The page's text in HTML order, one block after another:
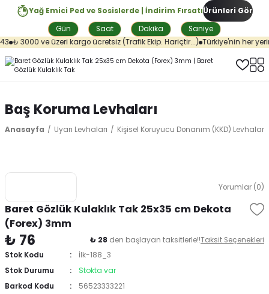
Yağ Emici Ped ve Sosislerde | İndirim Fırsatı
Gün
Saat Dakika Saniye
Ürünleri Gör
₺ 3000 ve üzeri kargo ücretsiz (Trafik Ekip. Hariçtir...) Türkiye'nin her
Baş Koruma Levhaları
Anasayfa Uyarı Levhaları Kişisel Koruyucu Donanım (KKD) Levhaları
Yorumlar (0)
Baret Gözlük Kulaklık Tak 25x35 cm Dekota
(Forex) 3mm
₺ 76 ₺ 28 den başlayan taksitlerle!!Taksit Seçenekleri
Stok Kodu
İlk-188_3
Stok Durumu
Stokta var
Barkod Kodu
56523333221